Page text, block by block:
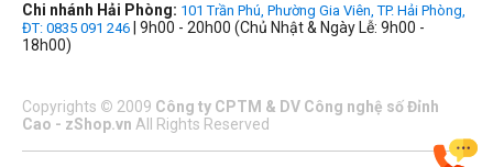
Chi nhánh Hải Phòng: 101 Trần Phú, Phường Gia Viên, TP. Hải Phòng,
ĐT: 0835 091 246 | 9h00 - 20h00 (Chủ Nhật & Ngày Lễ: 9h00 -
18h00)
Copyrights © 2009 Công ty CPTM & DV Công nghệ số Đỉnh
Cao - zShop.vn All Rights Reserved